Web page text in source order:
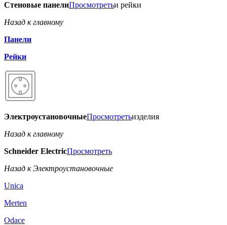
Стеновые панелиПросмотретьи рейки
Назад к главному
Панели
Рейки
ЭлектроустановочныеПросмотретьизделия
Назад к главному
Schneider ElectricПросмотреть
Назад к Электроустановочные
Unica
Merten
Odace